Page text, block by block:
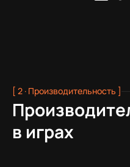
[ 2 · Производительность ]
в играх